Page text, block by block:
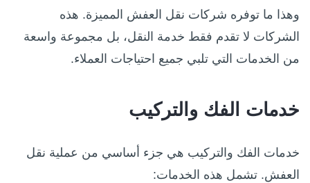
وهذا ما توفره شركات نقل العفش المميزة. هذه
الشركات لا تقدم فقط خدمة النقل، بل مجموعة واسعة
من الخدمات التي تلبي جميع احتياجات العملاء.
خدمات الفك والتركيب
خدمات الفك والتركيب هي جزء أساسي من عملية نقل
العفش. تشمل هذه الخدمات: